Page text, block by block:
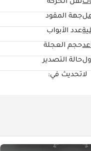
نقل الحركة
جهة المقود
عدد الأبواب
حجم العجلة
حالة التصدير
لاتحديث في: